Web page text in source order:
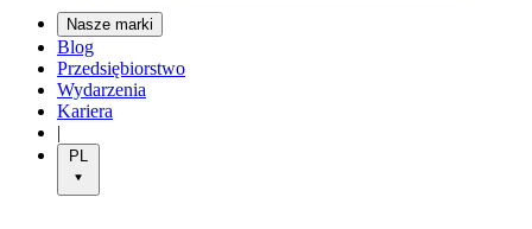
Nasze marki
Blog
Przedsiębiorstwo
Wydarzenia
Kariera
|
PL